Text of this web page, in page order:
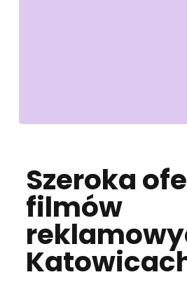
Szeroka
filmów